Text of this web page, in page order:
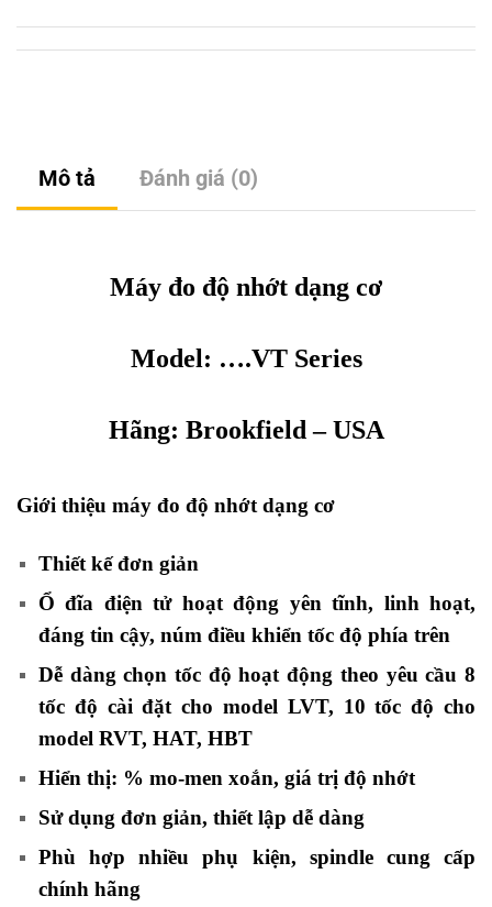
Mô tả Đánh giá (0)
Máy đo độ nhớt dạng cơ
Model: ….VT Series
Hãng: Brookfield– USA
Giới thiệu máy đo độ nhớt dạng cơ
Thiết kế đơn giản
Ổ đĩa điện tử hoạt động yên tĩnh, linh hoạt,
đáng tin cậy, núm điều khiển tốc độ phía trên
Dễ dàng chọn tốc độ hoạt động theo yêu cầu 8
tốc độ cài đặt cho model LVT, 10 tốc độ cho
model RVT, HAT, HBT
Hiển thị: % mo-men xoắn, giá trị độ nhớt
Sử dụng đơn giản, thiết lập dễ dàng
Phù hợp nhiều phụ kiện, spindle cung cấp
chính hãng